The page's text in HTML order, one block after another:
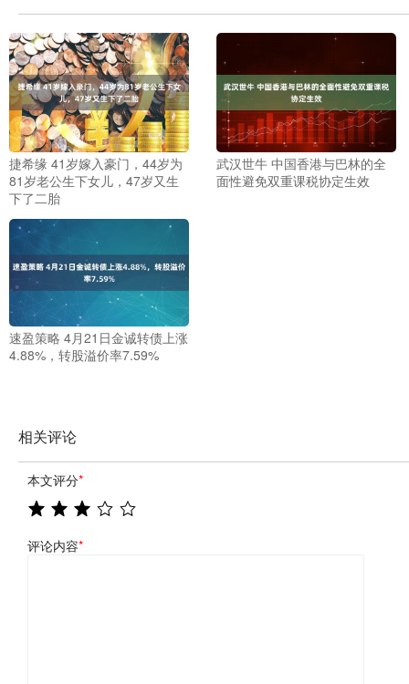
捷希缘 41岁嫁入豪门，44岁为
81岁老公生下女儿，47岁又生
下了二胎
武汉世牛 中国香港与巴林的全
面性避免双重课税协定生效
速盈策略 4月21日金诚转债上涨
4.88%，转股溢价率7.59%
相关评论
本文评分*
评论内容*